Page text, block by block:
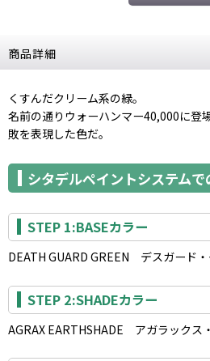
商品詳細
くすんだクリーム系の緑。
名前の通りウォーハンマー40,000に登
敗を表現した色だ。
シタデルペイントシステム
STEP 1:BASEカラー
DEATH GUARD GREEN デスガード
STEP 2:SHADEカラー
AGRAX EARTHSHADE アガラックス